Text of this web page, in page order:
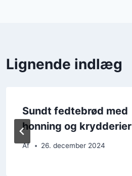
Lignende indlæg
Sundt fedtebrød med
honning og krydderier
Af 26. december 2024